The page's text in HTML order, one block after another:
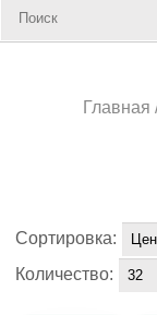
Главная
Сортировка:
Количество: